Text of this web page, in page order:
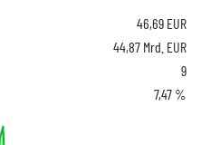
46,69 EUR
44,87 Mrd. EUR
9
7,47 %